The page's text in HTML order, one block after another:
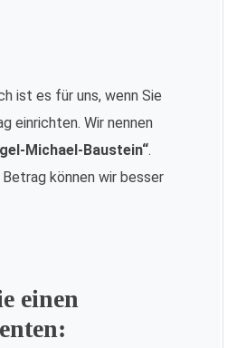
ist es für uns, wenn Sie
einrichten. Wir nennen
Michael-Baustein“.
können wir besser
einen